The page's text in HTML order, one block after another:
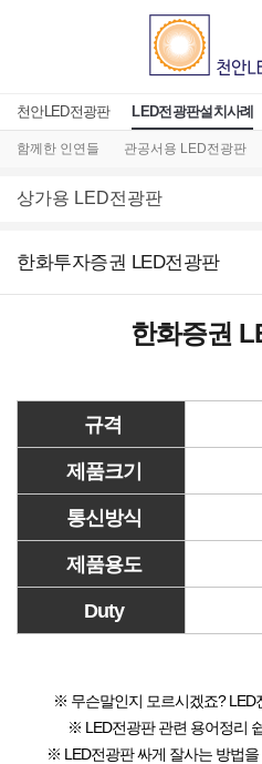
천안LED전광판 LED전광판설치사례
함께한 인연들 관공서용 LED전광판
상가용 LED전광판
한화투자증권 LED전광판
한화증권
규격
제품크기
통신방식
제품용도
Duty
※ 무슨말인지 모르시겠죠? LED
※ LED전광판 관련 용어정리
※ LED전광판 싸게 잘사는 방법을